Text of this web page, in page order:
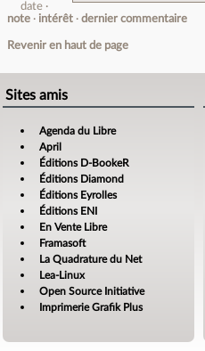
date
note
intérêt dernier commentaire
Revenir en haut de page
Sites amis
Agenda du Libre
April
Éditions D-BookeR
Éditions Diamond
Éditions Eyrolles
Éditions ENI
En Vente Libre
Framasoft
La Quadrature du Net
Lea-Linux
Open Source Initiative
Imprimerie Grafik Plus